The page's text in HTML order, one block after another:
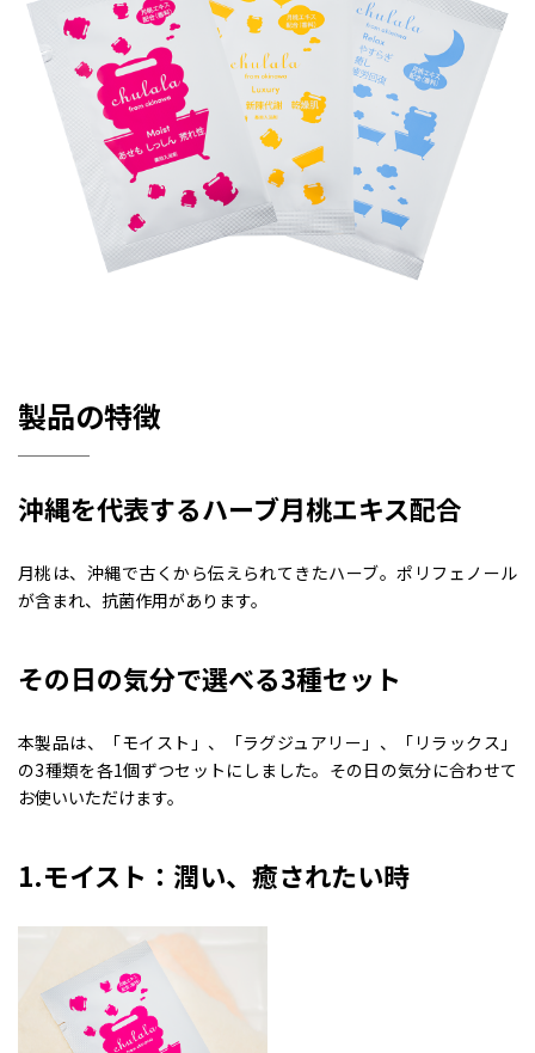
製品の特徴
沖縄を代表するハーブ月桃エキス配合
月桃は、沖縄で古くから伝えられてきたハーブ。ポリフェノール
が含まれ、抗菌作用があります。
その日の気分で選べる3種セット
本製品は、「モイスト」、「ラグジュアリー」、「リラックス」
の3種類を各1個ずつセットにしました。その日の気分に合わせて
お使いいただけます。
1.モイスト：潤い、癒されたい時